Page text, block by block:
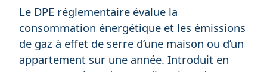
Le DPE réglementaire évalue la
consommation énergétique et les émissions
de gaz à effet de serre d’une maison ou d’un
appartement sur une année. Introduit en